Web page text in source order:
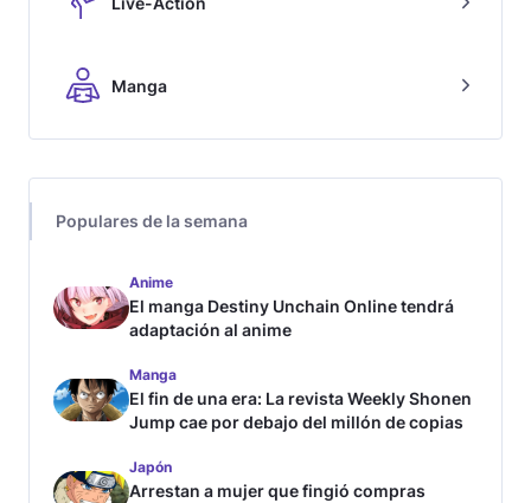
Manga
Populares de la semana
Anime
El manga Destiny Unchain Online tendrá
adaptación al anime
Manga
El fin de una era: La revista Weekly Shonen
Jump cae por debajo del millón de copias
Japón
Arrestan a mujer que fingió compras